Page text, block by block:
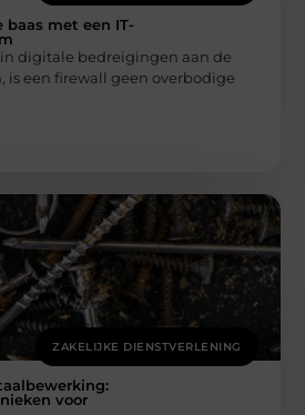
baas met een IT-
digitale bedreigingen aan de
is een firewall geen overbodige
ZAKELIJKE DIENSTVERLENING
voor